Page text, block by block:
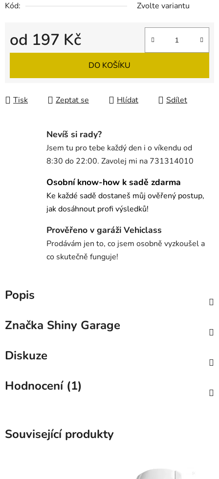
Kód:
Zvolte variantu
od 197 Kč
Měrná cena:
DO KOŠÍKU
Tisk Zeptat se Hlídat Sdílet
Nevíš si rady?
Jsem tu pro tebe každý den i o víkendu od
8:30 do 22:00. Zavolej mi na 731314010
Osobní know-how k sadě zdarma
Ke každé sadě dostaneš můj ověřený postup,
jak dosáhnout profi výsledků!
Prověřeno v garáži Vehiclass
Prodávám jen to, co jsem osobně vyzkoušel a
co skutečně funguje!
Popis
Značka Shiny Garage
Diskuze
Hodnocení (1)
Související produkty